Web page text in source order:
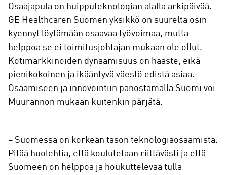
Osaajapula on huipputeknologian alalla arkipäivää.
GE Healthcaren Suomen yksikkö on suurelta osin
kyennyt löytämään osaavaa työvoimaa, mutta
helppoa se ei toimitusjohtajan mukaan ole ollut.
Kotimarkkinoiden dynaamisuus on haaste, eikä
pienikokoinen ja ikääntyvä väestö edistä asiaa.
Osaamiseen ja innovointiin panostamalla Suomi voi
Muurannon mukaan kuitenkin pärjätä.
– Suomessa on korkean tason teknologiaosaamista.
Pitää huolehtia, että koulutetaan riittävästi ja että
Suomeen on helppoa ja houkuttelevaa tulla